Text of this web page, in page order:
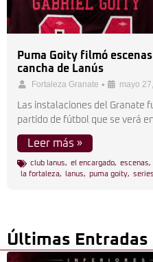
Puma Goity filmó
cancha de Lanús
Fortaleza Granate • mayo
Las instalaciones del Granate
partido de fútbol que se verá
Leer más »
club lanus, el encargado, escenas,
la fortaleza, lanus, puma goity, series
Últimas Entradas